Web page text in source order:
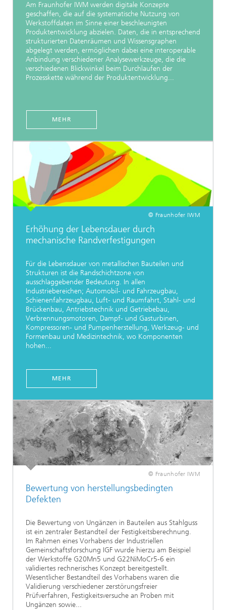
Am Fraunhofer IWM werden digitale Konzepte
geschaffen, die auf die systematische Nutzung von
Werkstoffdaten im Sinne einer beschleunigten
Produktentwicklung abzielen. Daten, die in entsprechend
strukturierten Datenräumen und Wissensgraphen
abgelegt werden, ermöglichen dabei eine interoperable
Anbindung verschiedener Analysewerkzeuge, die die
verschiedenen Blickwinkel beim Durchlaufen der
Prozesskette während der Produktentwicklung...
MEHR
© Fraunhofer IWM
Erhöhung der Lebensdauer durch
mechanische Randverfestigungen
Für die Lebensdauer von metallischen Bauteilen und
Strukturen ist die Randschichtzone von
ausschlaggebender Bedeutung. In allen
Industriebereichen; Automobil- und Fahrzeugbau,
Schienenfahrzeugbau, Luft- und Raumfahrt, Stahl- und
Brückenbau, Antriebstechnik und Getriebebau,
Verbrennungsmotoren, Dampf- und Gasturbinen,
Kompressoren- und Pumpenherstellung, Werkzeug- und
Formenbau und Medizintechnik, wo Komponenten
hohen...
MEHR
© Fraunhofer IWM
Bewertung von herstellungsbedingten
Defekten
Die Bewertung von Ungänzen in Bauteilen aus Stahlguss
ist ein zentraler Bestandteil der Festigkeitsberechnung.
Im Rahmen eines Vorhabens der Industriellen
Gemeinschaftsforschung IGF wurde hierzu am Beispiel
der Werkstoffe G20Mn5 und G22NiMoCr5-6 ein
validiertes rechnerisches Konzept bereitgestellt.
Wesentlicher Bestandteil des Vorhabens waren die
Validierung verschiedener zerstörungsfreier
Prüfverfahren, Festigkeitsversuche an Proben mit
Ungänzen sowie...